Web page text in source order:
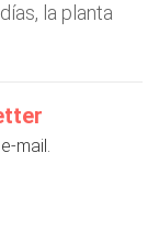
la planta
mail.